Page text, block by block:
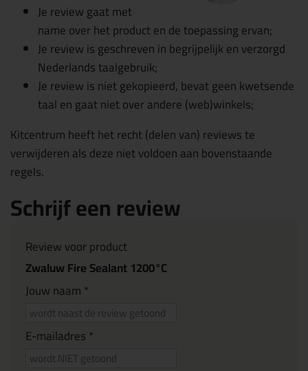
Je review gaat met
name over het product en de toepassing ervan;
Je review is geschreven in begrijpelijk en verzorgd
Nederlands taalgebruik;
Je review is niet gekopieerd, bevat geen kwetsende
taal en gaat niet over andere (web)winkels;
Kitcentrum heeft het recht (delen van) reviews te
verwijderen als deze niet voldoen aan bovenstaande
regels.
Schrijf een review
Review voor product
Zwaluw Fire Sealant 1200°C
Jouw naam *
E-mailadres *